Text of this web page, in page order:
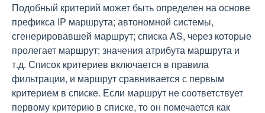
Подобный критерий может быть определен на основе
префикса IP маршрута; автономной системы,
сгенерировавшей маршрут; списка AS, через которые
пролегает маршрут; значения атрибута маршрута и
т.д. Список критериев включается в правила
фильтрации, и маршрут сравнивается с первым
критерием в списке. Если маршрут не соответствует
первому критерию в списке, то он помечается как